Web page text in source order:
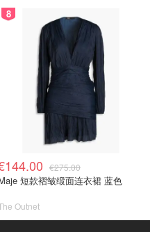
8
€275.00
短款褶皱缎面连衣裙 蓝色
Outnet